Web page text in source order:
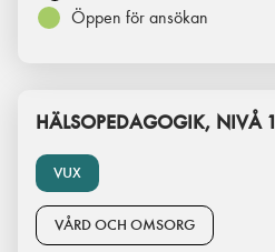
Öppen för ansökan
VUX
HÄLSOPEDAGOGIK, NIVÅ 1
VÅRD OCH OMSORG